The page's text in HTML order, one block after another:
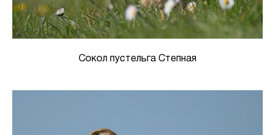
Сокол пустельга Степная